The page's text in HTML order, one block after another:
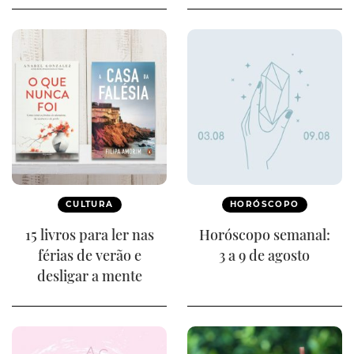
CULTURA
15 livros para ler nas
férias de verão e
desligar a mente
HORÓSCOPO
Horóscopo semanal:
3 a 9 de agosto